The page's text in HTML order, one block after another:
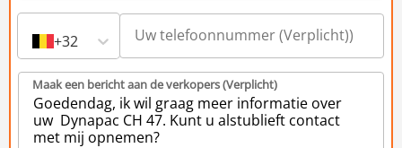
+32
Maak een bericht aan de verkopers (Verplicht)